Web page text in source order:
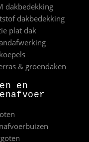
dakbedekking
dakbedekking
plat dak
& groendaken
en